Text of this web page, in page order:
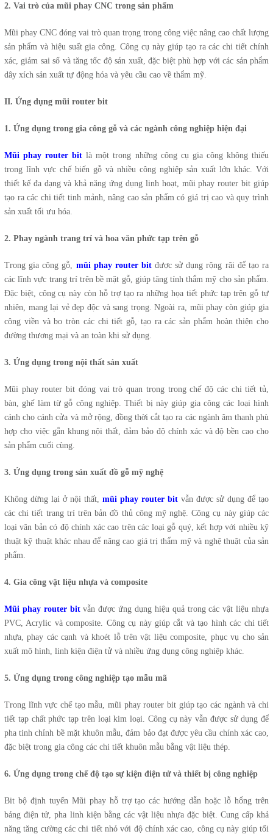
2. Vai trò của mũi phay CNC trong sản phẩm
Mũi phay CNC đóng vai trò quan trọng trong công việc nâng cao chất lượng
sản phẩm và hiệu suất gia công. Công cụ này giúp tạo ra các chi tiết chính
xác, giảm sai số và tăng tốc độ sản xuất, đặc biệt phù hợp với các sản phẩm
dây xích sản xuất tự động hóa và yêu cầu cao về thẩm mỹ.
II. Ứng dụng mũi router bit
1. Ứng dụng trong gia công gỗ và các ngành công nghiệp hiện đại
Mũi phay router bit là một trong những công cụ gia công không thiếu
trong lĩnh vực chế biến gỗ và nhiều công nghiệp sản xuất lớn khác. Với
thiết kế đa dạng và khả năng ứng dụng linh hoạt, mũi phay router bit giúp
tạo ra các chi tiết tinh mảnh, nâng cao sản phẩm có giá trị cao và quy trình
sản xuất tối ưu hóa.
2. Phay ngành trang trí và hoa văn phức tạp trên gỗ
Trong gia công gỗ, mũi phay router bitđược sử dụng rộng rãi để tạo ra
các lĩnh vực trang trí trên bề mặt gỗ, giúp tăng tính thẩm mỹ cho sản phẩm.
Đặc biệt, công cụ này còn hỗ trợ tạo ra những họa tiết phức tạp trên gỗ tự
nhiên, mang lại vẻ đẹp độc và sang trọng. Ngoài ra, mũi phay còn giúp gia
công viền và bo tròn các chi tiết gỗ, tạo ra các sản phẩm hoàn thiện cho
đường thương mại và an toàn khi sử dụng.
3. Ứng dụng trong nội thất sản xuất
Mũi phay router bit đóng vai trò quan trọng trong chế độ các chi tiết tủ,
bàn, ghế làm từ gỗ công nghiệp. Thiết bị này giúp gia công các loại hình
cánh cho cánh cửa và mở rộng, đồng thời cắt tạo ra các ngành âm thanh phù
hợp cho việc gắn khung nội thất, đảm bảo độ chính xác và độ bền cao cho
sản phẩm cuối cùng.
3. Ứng dụng trong sản xuất đồ gỗ mỹ nghệ
Không dừng lại ở nội thất, mũi phay router bit vẫn được sử dụng để tạo
các chi tiết trang trí trên bản đồ thủ công mỹ nghệ. Công cụ này giúp các
loại văn bản có độ chính xác cao trên các loại gỗ quý, kết hợp với nhiều kỹ
thuật kỹ thuật khác nhau để nâng cao giá trị thẩm mỹ và nghệ thuật của sản
phẩm.
4. Gia công vật liệu nhựa và composite
Mũi phay router bitvẫn được ứng dụng hiệu quả trong các vật liệu nhựa
PVC, Acrylic và composite. Công cụ này giúp cắt và tạo hình các chi tiết
nhựa, phay các cạnh và khoét lỗ trên vật liệu composite, phục vụ cho sản
xuất mô hình, linh kiện điện tử và nhiều ứng dụng công nghiệp khác.
5. Ứng dụng trong công nghiệp tạo mẫu mã
Trong lĩnh vực chế tạo mẫu, mũi phay router bit giúp tạo các ngành và chi
tiết tạp chất phức tạp trên loại kim loại. Công cụ này vẫn được sử dụng để
pha tinh chỉnh bề mặt khuôn mẫu, đảm bảo đạt được yêu cầu chính xác cao,
đặc biệt trong gia công các chi tiết khuôn mẫu bằng vật liệu thép.
6. Ứng dụng trong chế độ tạo sự kiện điện tử và thiết bị công nghiệp
Bit bộ định tuyến Mũi phay hỗ trợ tạo các hướng dẫn hoặc lỗ hổng trên
bảng điện tử, pha linh kiện bằng các vật liệu nhựa đặc biệt. Cung cấp khả
năng tăng cường các chi tiết nhỏ với độ chính xác cao, công cụ này giúp tối